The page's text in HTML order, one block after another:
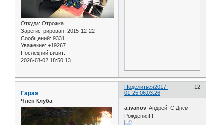
Откуда: Отрожка
Зарегистрирован: 2015-12-22
Сообщений: 9331
Уважение: +19267
Последний визит:
2026-08-02 18:50:13
Поделиться 12
2017-
01-25 06:03:26
Гараж
Член Клуба
a.ivanov , Андрей! С Днём
Рождения!!!